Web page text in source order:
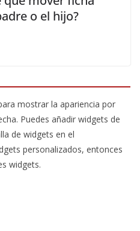
o el hijo?
mostrar la apariencia por
Puedes añadir widgets de
de widgets en el
personalizados, entonces
widgets.